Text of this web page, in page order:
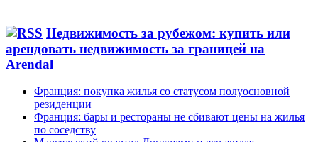
Недвижимость за рубежом: купить или
арендовать недвижимость за границей на
Arendal
Франция: покупка жилья со статусом полуосновной
резиденции
Франция: бары и рестораны не сбивают цены на жилья
по соседству